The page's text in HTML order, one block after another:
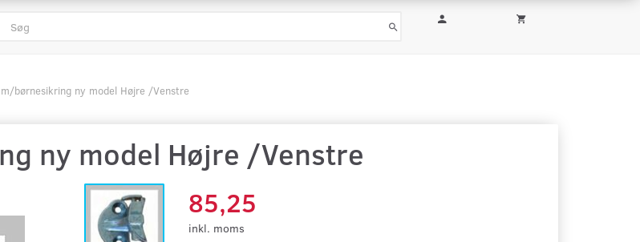
børnesikring ny model Højre /Venstre
ny model Højre /Venstre
85,25
inkl. moms